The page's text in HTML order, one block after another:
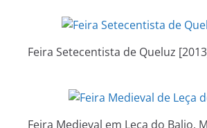
Feira Setecentista de Queluz
Feira Medieval em Leça do Balio,